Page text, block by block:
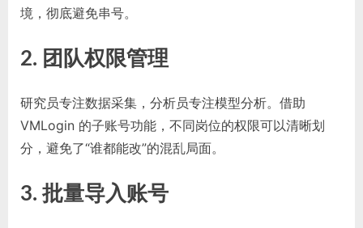
境，彻底避免串号。
2. 团队权限管理
研究员专注数据采集，分析员专注模型分析。借助
VMLogin 的子账号功能，不同岗位的权限可以清晰划
分，避免了“谁都能改”的混乱局面。
3. 批量导入账号